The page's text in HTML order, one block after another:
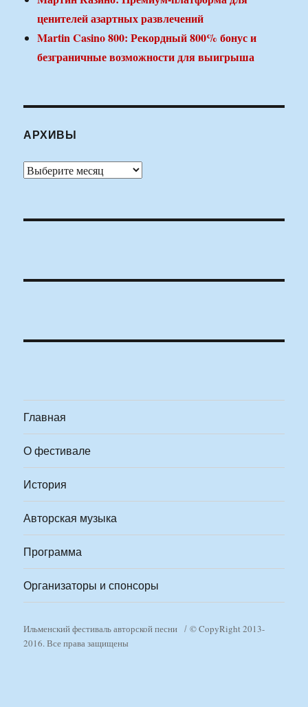
ценителей азартных развлечений
Martin Casino 800: Рекордный 800% бонус и
безграничные возможности для выигрыша
АРХИВЫ
Архивы
Главная
О фестивале
История
Авторская музыка
Программа
Организаторы и спонсоры
Ильменский фестиваль авторской песни
© CopyRight 2013-
2016. Все права защищены